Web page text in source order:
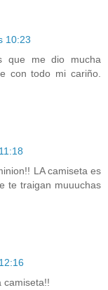
10:23
que me dio mucha
con todo mi cariño.
LA camiseta es
te traigan muuuchas
camiseta!!